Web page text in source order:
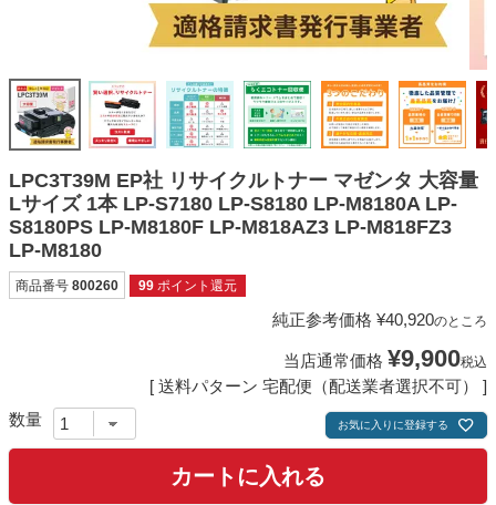
ご利用ガイド
よくある質問
お問い合わせ
会員専用商品
説明書ダウンロード
LPC3T39M EP社 リサイクルトナー マゼンタ 大容量
Lサイズ 1本 LP-S7180 LP-S8180 LP-M8180A LP-
S8180PS LP-M8180F LP-M818AZ3 LP-M818FZ3
LP-M8180
商品番号 800260 99 ポイント還元
純正参考価格 ¥40,920のところ
当店通常価格 ¥9,900税込
送料パターン 宅配便（配送業者選択不可）
お気に入りに登録する
カートに入れる